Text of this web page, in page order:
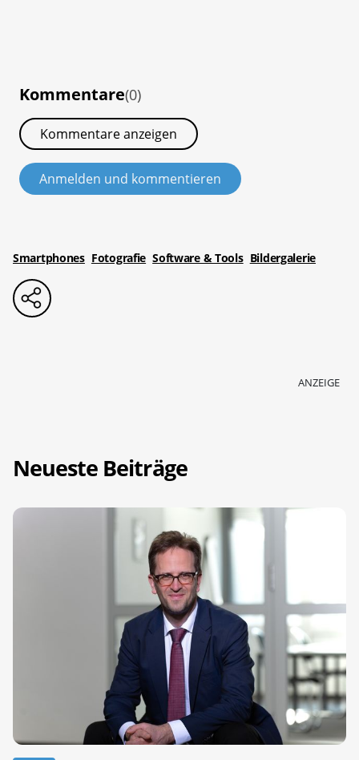
Kommentare(0)
Kommentare anzeigen
Anmelden und kommentieren
Smartphones Fotografie Software & Tools Bildergalerie
ANZEIGE
Neueste Beiträge